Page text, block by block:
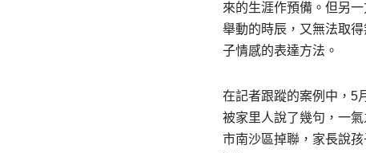
來的生涯作預備。但另
舉動的時辰，又無法取
子情感的表達方法。
在記者跟蹤的案例中，5
被家里人說了幾句，一
市南沙區掉聯，家長說